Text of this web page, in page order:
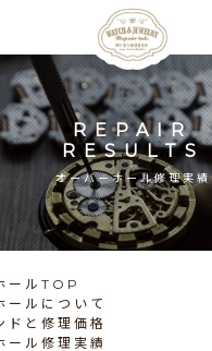
REPAIR
RESULTS
オーバーホール修理実績
ールTOP
ール について
ドと修理価格
ール修理実績